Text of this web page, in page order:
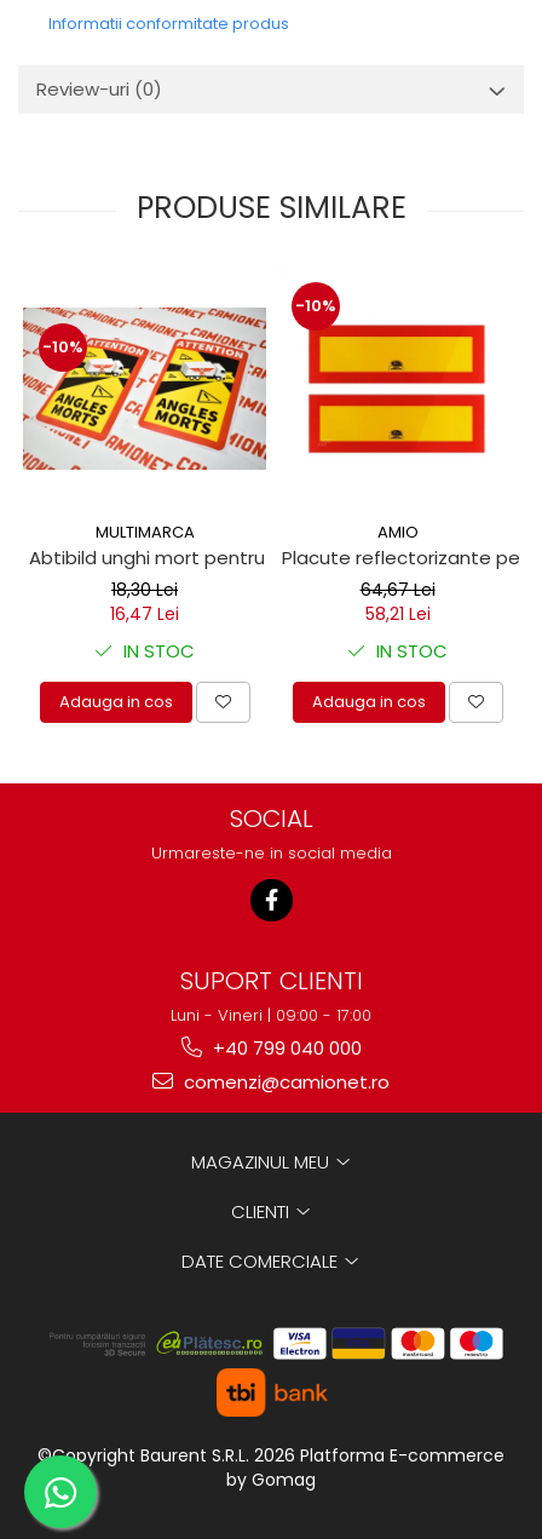
Electrice
Mecanice
Role, bucse si bolturi
Motoras electric si pompa
Cilindri si burdufuri protectie
Consumabile
Informatii conformitate produs
Review-uri (0)
PRODUSE SIMILARE
-10%
MULTIMARCA
Abtibild unghi mort pentru autoutilitare 17x25cm
18,30 Lei
16,47 Lei
IN STOC
Adauga in cos
-10%
AMIO
Placute reflectorizante
64,67 Lei
58,21 Lei
IN STOC
Adauga in cos
SOCIAL
Urmareste-ne in social media
SUPORT CLIENTI
Luni - Vineri | 09:00 - 17:00
+40 799 040 000
comenzi@camionet.ro
MAGAZINUL MEU
CLIENTI
DATE COMERCIALE
©Copyright Baurent S.R.L. 2026 Platforma E-commerce
by Gomag